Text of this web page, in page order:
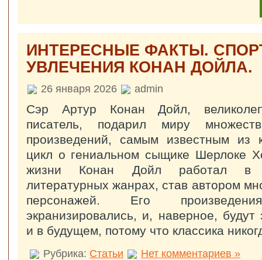
ИНТЕРЕСНЫЕ ФАКТЫ.
УВЛЕЧЕНИЯ КОНАН ДОЙЛА.
26 января 2026 admin
Сэр Артур Конан Дойл,
писатель, подарил миру
произведений, самым известным из
цикл о гениальном сыщике Шерлоке
жизни Конан Дойл работал в
литературных жанрах, став автором
персонажей. Его
экранизировались, и, наверное, будут
и в будущем, потому что классика
Рубрика: Статьи Нет комментариев »